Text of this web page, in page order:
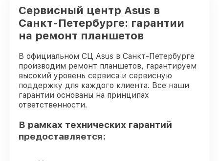
Сервисный центр Asus в
Санкт-Петербурге: гарантии
на ремонт планшетов
В официальном СЦ Asus в Санкт-Петербурге
производим ремонт планшетов, гарантируем
высокий уровень сервиса и сервисную
поддержку для каждого клиента. Все наши
гарантии основаны на принципах
ответственности.
В рамках технических гарантий
предоставляется: